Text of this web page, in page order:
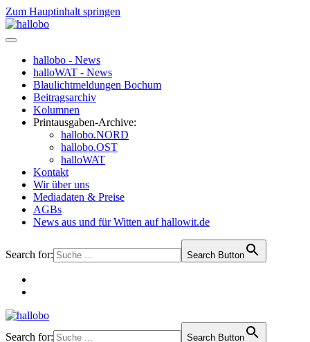
Zum Hauptinhalt springen
hallobo - News
halloWAT - News
Blaulichtmeldungen Bochum
Beitragsarchiv
Kolumnen
Printausgaben-Archive:
hallobo.NORD
hallobo.OST
halloWAT
Kontakt
Wir über uns
Mediadaten & Preise
AGBs
News aus und für Witten auf hallowit.de
Search for: Search Button
Search for: Search Button